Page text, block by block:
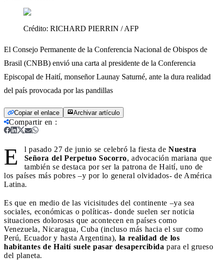
Crédito: RICHARD PIERRIN / AFP
El Consejo Permanente de la Conferencia Nacional de Obispos de
Brasil (CNBB) envió una carta al presidente de la Conferencia
Episcopal de Haití, monseñor Launay Saturné, ante la dura realidad
del país provocada por las pandillas
Copiar el enlace Archivar artículo
Compartir en :
E l pasado 27 de junio se celebró la fiesta de Nuestra
Señora del Perpetuo Socorro, advocación mariana que
también se destaca por ser la patrona de Haití, uno de
los países más pobres –y por lo general olvidados- de América
Latina.
Es que en medio de las vicisitudes del continente –ya sea
sociales, económicas o políticas- donde suelen ser noticia
situaciones dolorosas que acontecen en países como
Venezuela, Nicaragua, Cuba (incluso más hacia el sur como
Perú, Ecuador y hasta Argentina), la realidad de los
habitantes de Haití suele pasar desapercibida para el grueso
del planeta.